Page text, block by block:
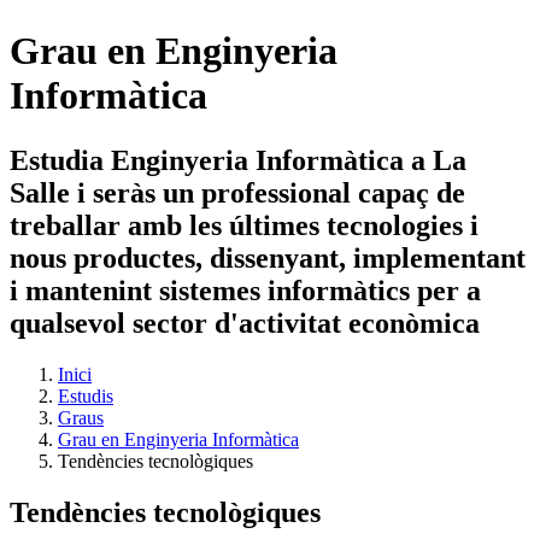
Grau en Enginyeria
Informàtica
Estudia Enginyeria Informàtica a La
Salle i seràs un professional capaç de
treballar amb les últimes tecnologies i
nous productes, dissenyant, implementant
i mantenint sistemes informàtics per a
qualsevol sector d'activitat econòmica
Inici
Estudis
Graus
Grau en Enginyeria Informàtica
Tendències tecnològiques
Tendències tecnològiques